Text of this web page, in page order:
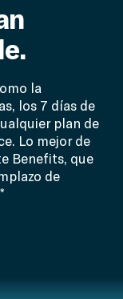
la
los 7 días de
plan de
Lo mejor de
Benefits, que
de